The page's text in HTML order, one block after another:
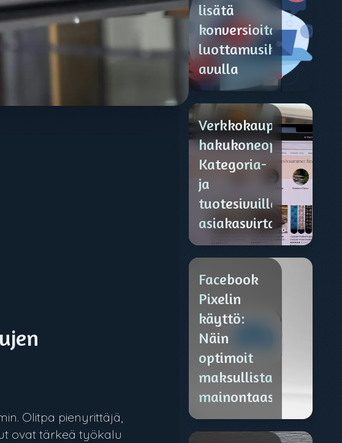
Olitpa pienyrittäjä,
ovat tärkeä työkalu
lisätä
konversioita
luottamusikonien
avulla
Verkkokaupan
hakukoneoptimointi:
Kategoria-
ja
tuotesivuilla
asiakasvirtaa
Facebook
Pixelin
käyttö:
Näin
optimoit
maksullista
mainontaasi